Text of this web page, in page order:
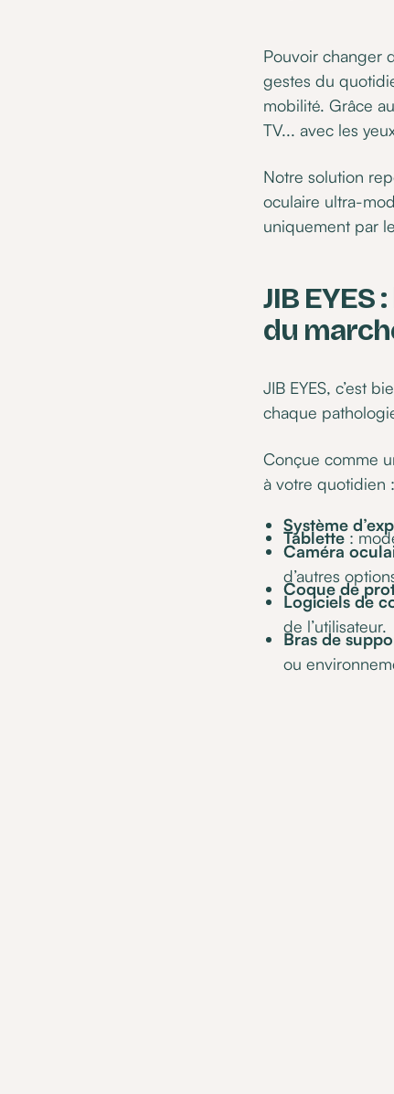
Pouvoir changer
gestes du
mobilité. Grâce
TV... avec les
Notre solution
oculaire ultra-
uniquement par
JIB
du
JIB EYES, c’est
chaque
Conçue comme
à votre quotidien :
Système
Tablette:
Caméra
d’autres
Coque de
Logiciels de
de l’utilisateur.
Bras de
ou